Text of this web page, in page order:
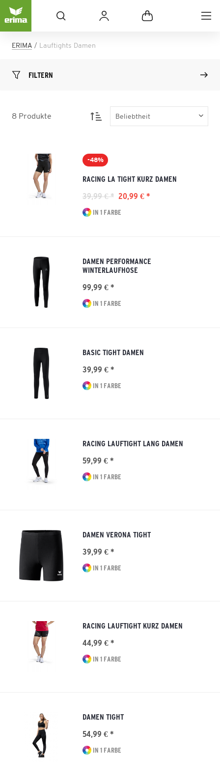
ERIMA Lauftights Damen
FILTERN
8 Produkte
-48%
RACING LA TIGHT KURZ DAMEN
39,99 € * 20,99 € *
IN 1 FARBE
DAMEN PERFORMANCE
WINTERLAUFHOSE
99,99 € *
IN 1 FARBE
BASIC TIGHT DAMEN
39,99 € *
IN 1 FARBE
RACING LAUFTIGHT LANG DAMEN
59,99 € *
IN 1 FARBE
DAMEN VERONA TIGHT
39,99 € *
IN 1 FARBE
RACING LAUFTIGHT KURZ DAMEN
44,99 € *
IN 1 FARBE
DAMEN TIGHT
54,99 € *
IN 1 FARBE